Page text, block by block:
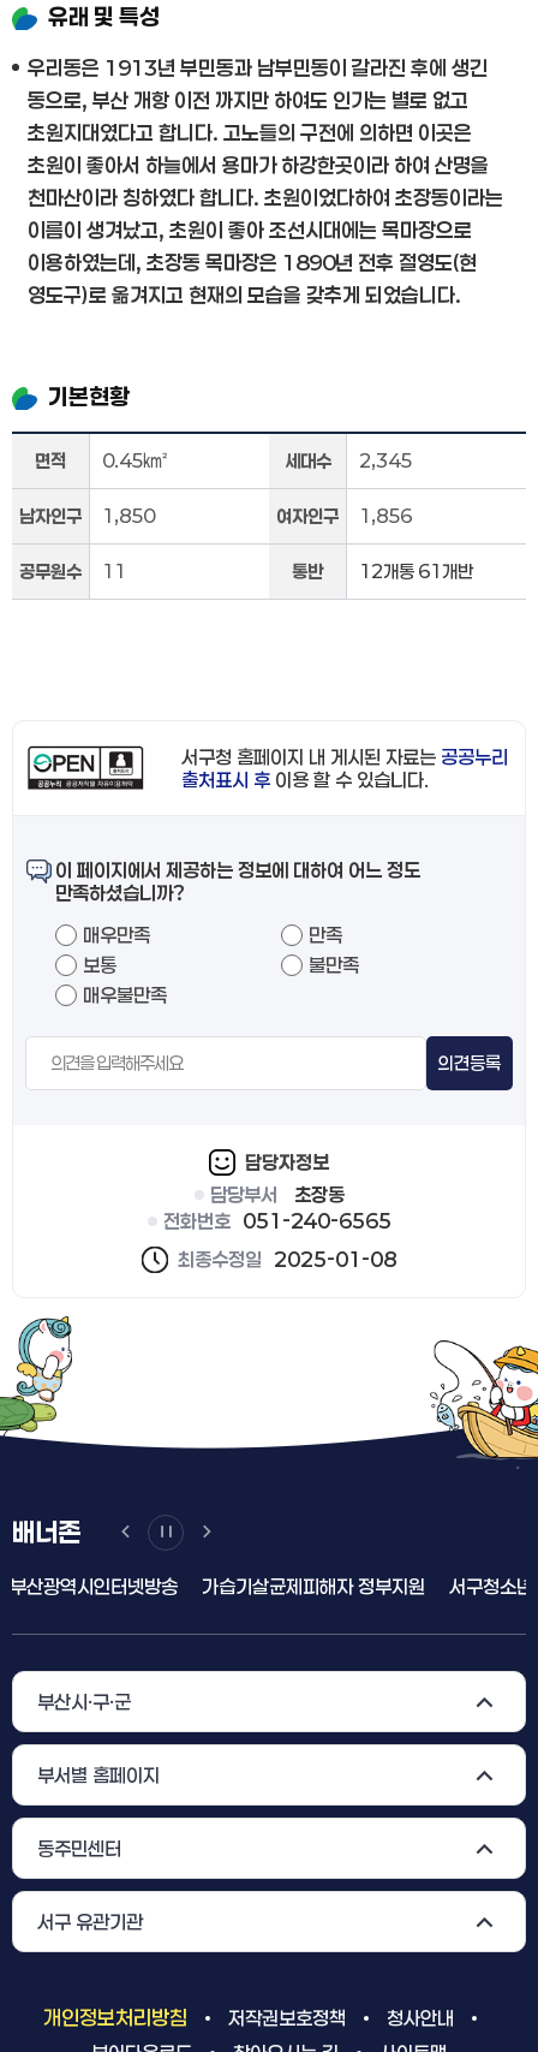
유래 및 특성
우리동은 1913년 부민동과 남부민동이 갈라진 후에 생긴
동으로, 부산 개항 이전 까지만 하여도 인가는 별로 없고
초원지대였다고 합니다. 고노들의 구전에 의하면 이곳은
초원이 좋아서 하늘에서 용마가 하강한곳이라 하여 산명을
천마산이라 칭하였다 합니다. 초원이었다하여 초장동이라는
이름이 생겨났고, 초원이 좋아 조선시대에는 목마장으로
이용하였는데, 초장동 목마장은 1890년 전후 절영도(현
영도구)로 옮겨지고 현재의 모습을 갖추게 되었습니다.
기본현황
면적 0.45㎢ 세대수 2,345
남자인구 1,850 여자인구 1,856
공무원수 11 통반 12개통 61개반
서구청 홈페이지 내 게시된 자료는 공공누리
출처표시 후 이용 할 수 있습니다.
이 페이지에서 제공하는 정보에 대하여 어느 정도
만족하셨습니까?
매우만족
만족
보통
불만족
매우불만족
의견등록
담당자정보
담당부서
초장동
전화번호
051-240-6565
최종수정일
2025-01-08
배너존
가습기살균제피해자 정부지원 서구청소년상담복지센터 공직비
부산시·구·군
부서별 홈페이지
동주민센터
서구 유관기관
개인정보처리방침 저작권보호정책
청사안내